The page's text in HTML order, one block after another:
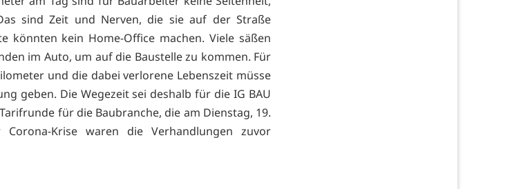
sind Zeit und Nerven, die sie auf der Straße
könnten kein Home-Office machen. Viele säßen
im Auto, um auf die Baustelle zu kommen. Für
und die dabei verlorene Lebenszeit müsse
geben. Die Wegezeit sei deshalb für die IG BAU
für die Baubranche, die am Dienstag, 19.
Krise waren die Verhandlungen zuvor